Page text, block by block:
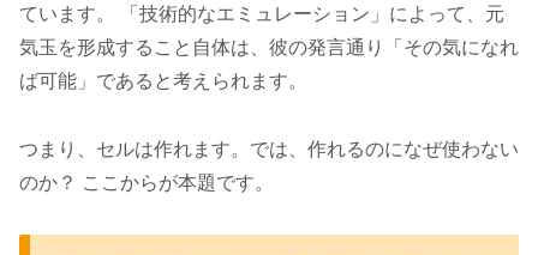
ています。 「技術的なエミュレーション」によって、元
気玉を形成すること自体は、彼の発言通り「その気になれ
ば可能」であると考えられます。
つまり、セルは作れます。では、作れるのになぜ使わない
のか？ ここからが本題です。